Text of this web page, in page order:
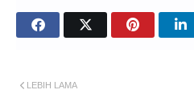
LEBIH LAMA